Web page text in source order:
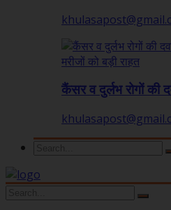
कैंसर व दुर्लभ रोगों की